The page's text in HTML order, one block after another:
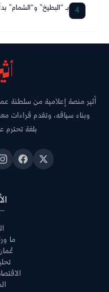
4 بـ “البطيخ” و“الشمام”
أثير منصة إعلامية من سلطنة
وبناء سياقه، وتقدم قراءات
بلغة تحترم
ما